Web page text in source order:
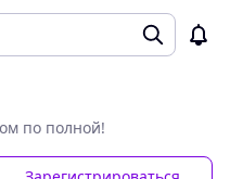
по полной!